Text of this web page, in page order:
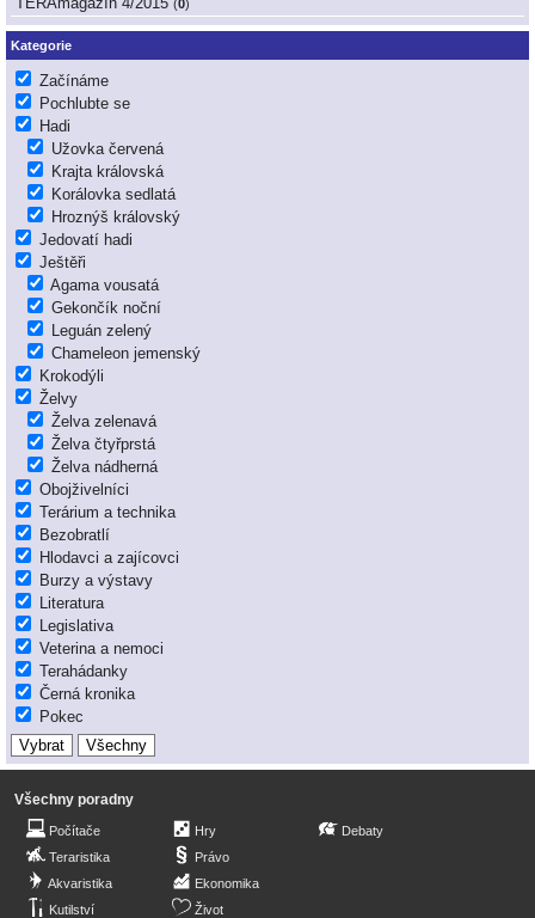
(0)
Kategorie
Začínáme
Pochlubte se
Hadi
Užovka červená
Krajta královská
Korálovka sedlatá
Hroznýš královský
Jedovatí hadi
Ještěři
Agama vousatá
Gekončík noční
Leguán zelený
Chameleon jemenský
Krokodýli
Želvy
Želva zelenavá
Želva čtyřprstá
Želva nádherná
Obojživelníci
Terárium a technika
Bezobratlí
Hlodavci a zajícovci
Burzy a výstavy
Literatura
Legislativa
Veterina a nemoci
Terahádanky
Černá kronika
Pokec
Všechny poradny
Počítače
Teraristika
Akvaristika
Kutilství
Hry
Právo
Ekonomika
Život
Debaty